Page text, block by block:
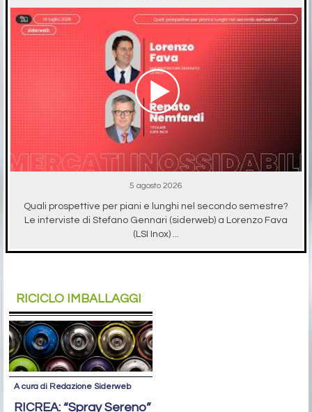
5 agosto 2026
Quali prospettive per piani e lunghi nel secondo semestre?
Le interviste di Stefano Gennari (siderweb) a Lorenzo Fava
(LSI Inox) ...
RICICLO IMBALLAGGI
A cura di Redazione Siderweb
RICREA: “Spray Sereno”